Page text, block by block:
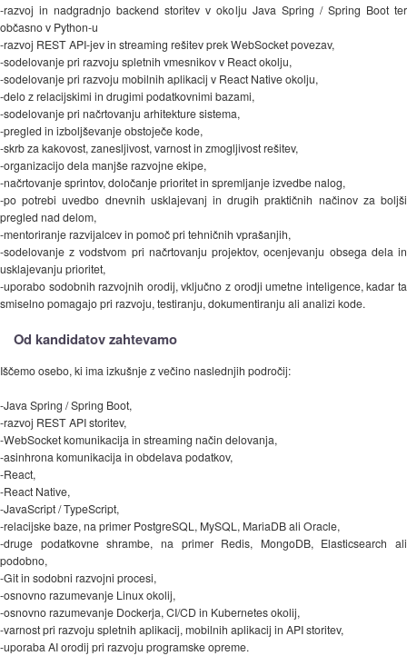
-razvoj in nadgradnjo backend storitev v okolju Java Spring / Spring Boot ter
občasno v Python-u
-razvoj REST API-jev in streaming rešitev prek WebSocket povezav,
-sodelovanje pri razvoju spletnih vmesnikov v React okolju,
-sodelovanje pri razvoju mobilnih aplikacij v React Native okolju,
-delo z relacijskimi in drugimi podatkovnimi bazami,
-sodelovanje pri načrtovanju arhitekture sistema,
-pregled in izboljševanje obstoječe kode,
-skrb za kakovost, zanesljivost, varnost in zmogljivost rešitev,
-organizacijo dela manjše razvojne ekipe,
-načrtovanje sprintov, določanje prioritet in spremljanje izvedbe nalog,
-po potrebi uvedbo dnevnih usklajevanj in drugih praktičnih načinov za boljši
pregled nad delom,
-mentoriranje razvijalcev in pomoč pri tehničnih vprašanjih,
-sodelovanje z vodstvom pri načrtovanju projektov, ocenjevanju obsega dela in
usklajevanju prioritet,
-uporabo sodobnih razvojnih orodij, vključno z orodji umetne inteligence, kadar ta
smiselno pomagajo pri razvoju, testiranju, dokumentiranju ali analizi kode.
Od kandidatov zahtevamo
Iščemo osebo, ki ima izkušnje z večino naslednjih področij:
-Java Spring / Spring Boot,
-razvoj REST API storitev,
-WebSocket komunikacija in streaming način delovanja,
-asinhrona komunikacija in obdelava podatkov,
-React,
-React Native,
-JavaScript / TypeScript,
-relacijske baze, na primer PostgreSQL, MySQL, MariaDB ali Oracle,
-druge podatkovne shrambe, na primer Redis, MongoDB, Elasticsearch ali
podobno,
-Git in sodobni razvojni procesi,
-osnovno razumevanje Linux okolij,
-osnovno razumevanje Dockerja, CI/CD in Kubernetes okolij,
-varnost pri razvoju spletnih aplikacij, mobilnih aplikacij in API storitev,
-uporaba AI orodij pri razvoju programske opreme.